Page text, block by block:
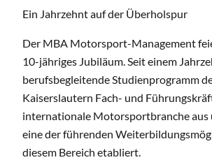
Ein Jahrzehnt auf der Überholspur
Der MBA Motorsport-Management
10-jähriges Jubiläum. Seit einem
berufsbegleitende Studienprogramm
Kaiserslautern Fach- und
internationale Motorsportbranche aus
eine der führenden
diesem Bereich etabliert.